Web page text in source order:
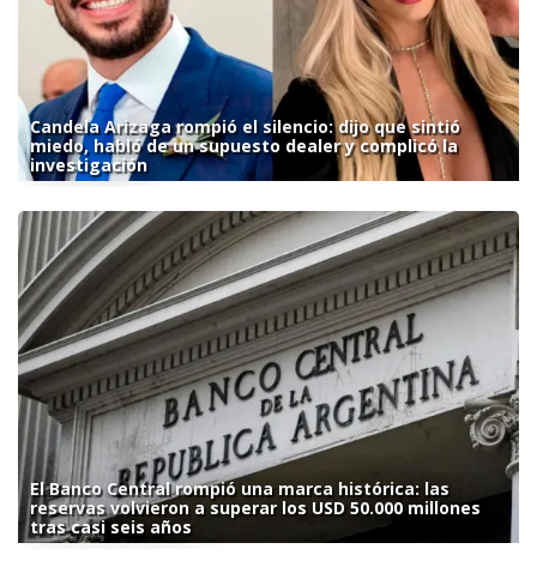
Candela Arizaga rompió el silencio: dijo que sintió
miedo, habló de un supuesto dealer y complicó la
investigación
El Banco Central rompió una marca histórica: las
reservas volvieron a superar los USD 50.000 millones
tras casi seis años